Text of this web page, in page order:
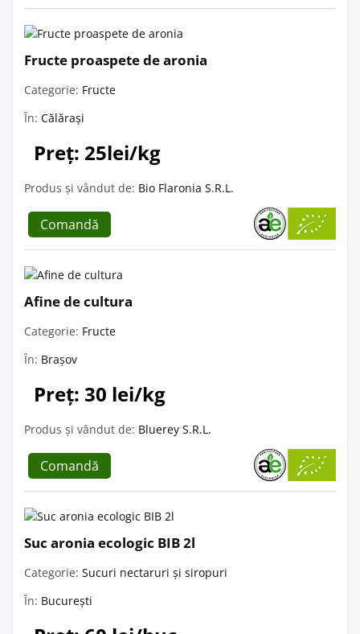
Fructe proaspete de aronia
Categorie: Fructe
În: Călărași
Preț: 25lei/kg
Produs și vândut de: Bio Flaronia S.R.L.
Comandă
Afine de cultura
Categorie: Fructe
În: Brașov
Preț: 30 lei/kg
Produs și vândut de: Bluerey S.R.L.
Comandă
Suc aronia ecologic BIB 2l
Categorie: Sucuri nectaruri și siropuri
În: București